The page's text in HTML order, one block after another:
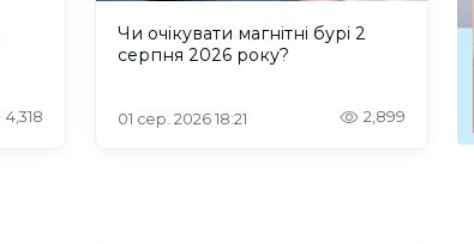
4,318
Чи очікувати магнітні бурі 2
серпня 2026 року?
01 сер. 2026 18:21 2,899